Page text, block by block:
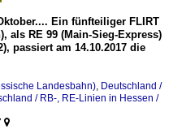
Ein fünfteiliger FLIRT
als RE 99 (Main-Sieg-Express)
passiert am 14.10.2017 die
Landesbahn), Deutschland /
/ RB-, RE-Linien in Hessen /
